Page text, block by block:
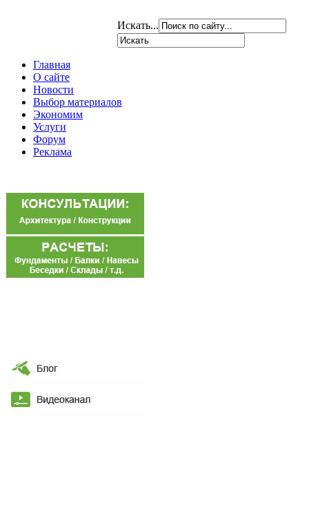
Искать...
Главная
О сайте
Новости
Выбор материалов
Экономим
Услуги
Форум
Реклама